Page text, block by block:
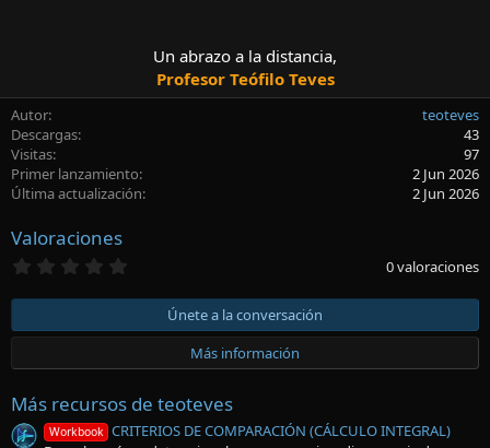
Un abrazo a la distancia,
Profesor Teófilo Teves
Autor
teoteves
Descargas
43
Visitas
97
Primer lanzamiento
2 Jun 2026
Última actualización
2 Jun 2026
Valoraciones
0
e
l
l
0 valoraciones
Únete a la conversación
Más información
Más recursos de teoteves
Workbook CRITERIOS DE COMPARACIÓN (CÁLCULO INTEGRAL)